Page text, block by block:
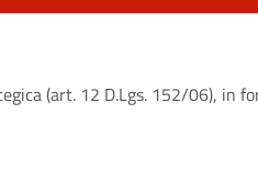
(art. 12 D.Lgs. 152/06), in